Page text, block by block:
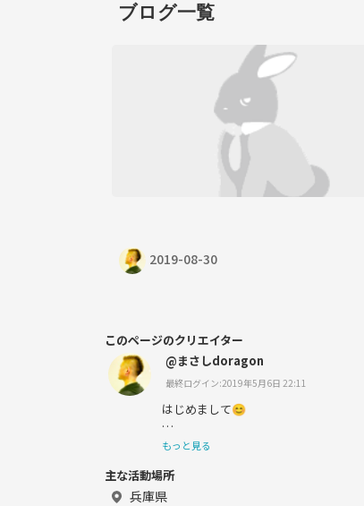
ブログ一覧
2019-08-30
このページのクリエイター
@まさしdoragon
最終ログイン:2019年5月6日 22:11
はじめまして😊
プロレス、お笑い、野球、映画、好きの
もっと見る
主な活動場所
兵庫県